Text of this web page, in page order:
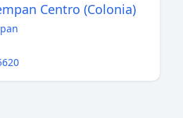
Centro (Colonia)